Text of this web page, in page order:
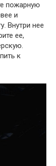
пожарную
и
Внутри нее
ее,
к